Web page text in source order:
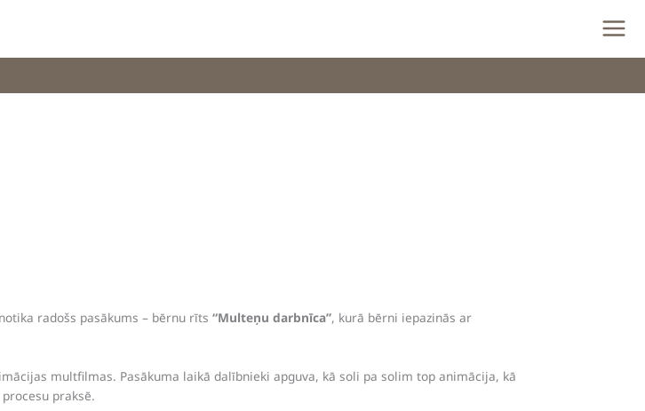
radošs pasākums – bērnu rīts“Multeņu darbnīca”, kurā bērni iepazinās ar
multfilmas. Pasākuma laikā dalībnieki apguva, kā soli pa solim top animācija, kā
praksē.